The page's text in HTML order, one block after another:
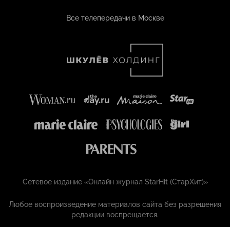
Все телепередачи в Москве
Сетевое издание «Онлайн журнал StarHit (СтарХит)»
Любое воспроизведение материалов сайта без разрешения
редакции воспрещается.